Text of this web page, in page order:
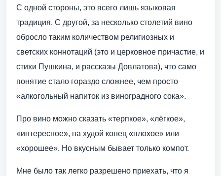
С одной стороны, это всего лишь языковая
традиция. С другой, за несколько столетий вино
обросло таким количеством религиозных и
светских коннотаций (это и церковное причастие, и
стихи Пушкина, и рассказы Довлатова), что само
понятие стало гораздо сложнее, чем просто
«алкогольный напиток из виноградного сока».
Про вино можно сказать «терпкое», «лёгкое»,
«интересное», на худой конец «плохое» или
«хорошее». Но вкусным бывает только компот.
Мне было так легко разрешено приехать, что я